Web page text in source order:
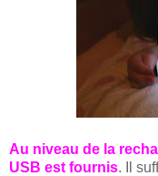
Au niveau de la
USB est fournis. Il